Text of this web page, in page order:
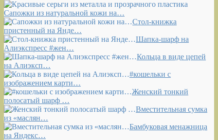
Сапожки из натуральной кожи на…
Стол-книжка
пристенный на Янде…
Шапка-шарф на
Алиэкспресс #жен…
Кольца в виде цепей
на Алиэксп…
#кошельки с
изображением карти…
Женский тонкий
полосатый шарф …
Вместительная сумка
из «маслян…
Бамбуковая менажница
на Яндекс…